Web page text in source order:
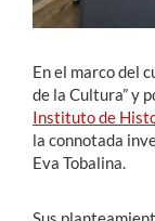
En el marco del
de la Cultura” y
Instituto de
la connotada
Eva Tobalina.